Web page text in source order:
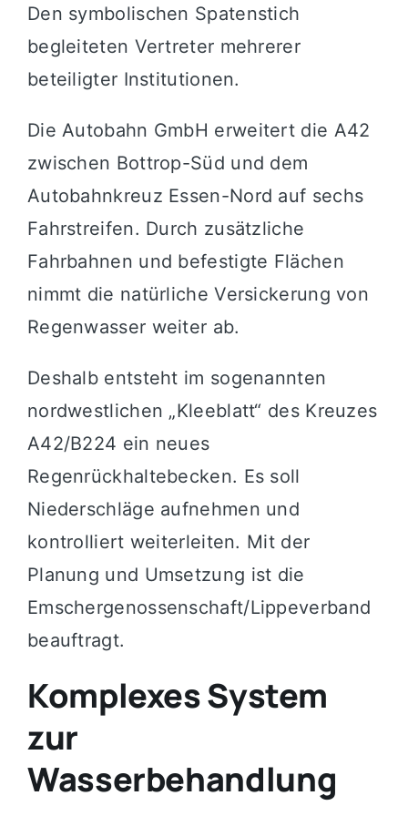
Den symbolischen Spatenstich
begleiteten Vertreter mehrerer
beteiligter Institutionen.
Die Autobahn GmbH erweitert die A42
zwischen Bottrop-Süd und dem
Autobahnkreuz Essen-Nord auf sechs
Fahrstreifen. Durch zusätzliche
Fahrbahnen und befestigte Flächen
nimmt die natürliche Versickerung von
Regenwasser weiter ab.
Deshalb entsteht im sogenannten
nordwestlichen „Kleeblatt“ des Kreuzes
A42/B224 ein neues
Regenrückhaltebecken. Es soll
Niederschläge aufnehmen und
kontrolliert weiterleiten. Mit der
Planung und Umsetzung ist die
Emschergenossenschaft/Lippeverband
beauftragt.
Komplexes System
zur
Wasserbehandlung